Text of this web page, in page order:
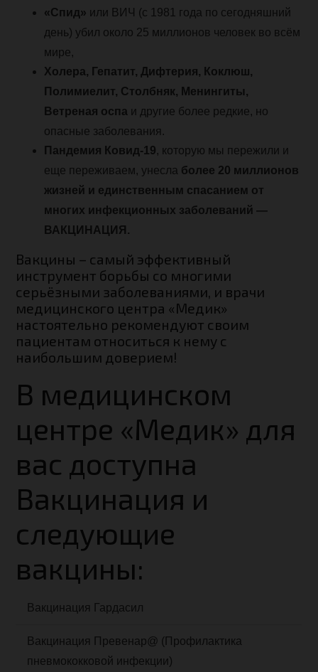
«Спид» или ВИЧ (с 1981 года по сегодняшний
день) убил около 25 миллионов человек во всём
мире,
Холера, Гепатит, Дифтерия, Коклюш,
Полимиелит, Столбняк, Менингиты,
Ветреная оспа и другие более редкие, но
опасные заболевания.
Пандемия Ковид-19, которую мы пережили и
еще переживаем, унесла более 20 миллионов
жизней и единственным спасанием от
многих инфекционных заболеваний —
ВАКЦИНАЦИЯ.
Вакцины – самый эффективный
инструмент борьбы со многими
серьёзными заболеваниями, и врачи
медицинского центра «Медик»
настоятельно рекомендуют своим
пациентам относиться к нему с
наибольшим доверием!
В медицинском
центре «Медик» для
вас доступна
Вакцинация и
следующие
вакцины:
Вакцинация Гардасил
Вакцинация Превенар@ (Профилактика
пневмококковой инфекции)